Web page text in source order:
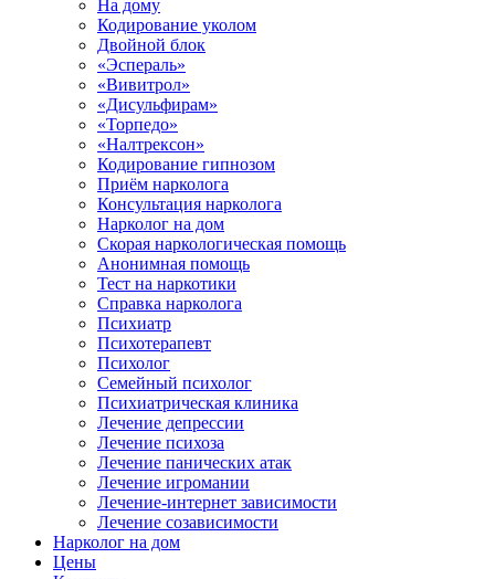
На дому
Кодирование уколом
Двойной блок
«Эспераль»
«Вивитрол»
«Дисульфирам»
«Торпедо»
«Налтрексон»
Кодирование гипнозом
Приём нарколога
Консультация нарколога
Нарколог на дом
Скорая наркологическая помощь
Анонимная помощь
Тест на наркотики
Справка нарколога
Психиатр
Психотерапевт
Психолог
Семейный психолог
Психиатрическая клиника
Лечение депрессии
Лечение психоза
Лечение панических атак
Лечение игромании
Лечение-интернет зависимости
Лечение созависимости
Нарколог на дом
Цены